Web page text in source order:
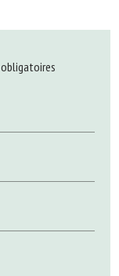
obligatoires